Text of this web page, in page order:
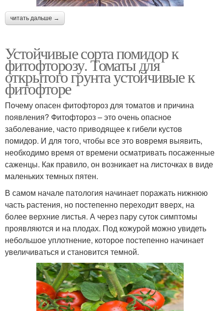
читать дальше →
Устойчивые сорта помидор к
фитофторозу. Томаты для
открытого грунта устойчивые к
фитофторе
Почему опасен фитофтороз для томатов и причина
появления? Фитофтороз – это очень опасное
заболевание, часто приводящее к гибели кустов
помидор. И для того, чтобы все это вовремя выявить,
необходимо время от времени осматривать посаженные
саженцы. Как правило, он возникает на листочках в виде
маленьких темных пятен.
В самом начале патология начинает поражать нижнюю
часть растения, но постепенно переходит вверх, на
более верхние листья. А через пару суток симптомы
проявляются и на плодах. Под кожурой можно увидеть
небольшое уплотнение, которое постепенно начинает
увеличиваться и становится темной.